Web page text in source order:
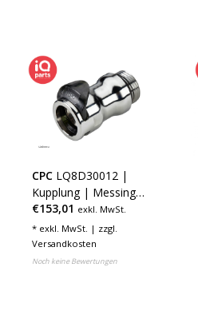
CPC LQ8D30012 |
Kupplung | Messing
verchromt | 3/4" SAE-12
Außengewinde
€153,01 exkl. MwSt.
* exkl. MwSt. | zzgl.
Versandkosten
Noch keine Bewertungen